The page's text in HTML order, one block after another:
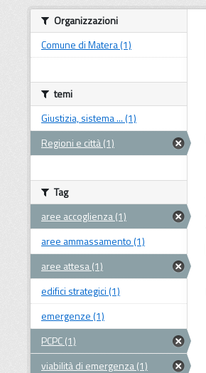
Organizzazioni
Comune di Matera (1)
temi
Giustizia, sistema ... (1)
Regioni e città (1)
Tag
aree accoglienza (1)
aree ammassamento (1)
aree attesa (1)
edifici strategici (1)
emergenze (1)
PCPC (1)
viabilità di emergenza (1)